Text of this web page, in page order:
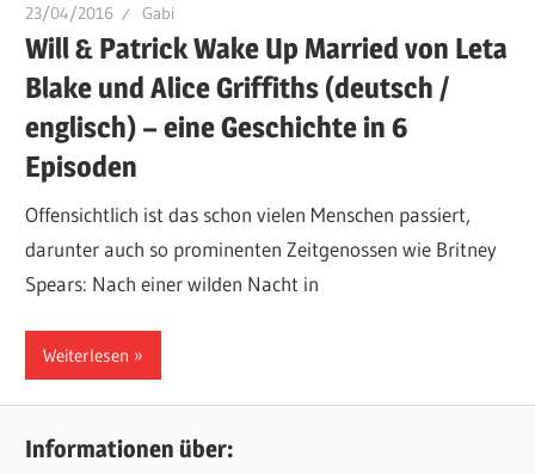
23/04/2016 Gabi
Will & Patrick Wake Up Married von Leta
Blake und Alice Griffiths (deutsch /
englisch) – eine Geschichte in 6
Episoden
Offensichtlich ist das schon vielen Menschen passiert,
darunter auch so prominenten Zeitgenossen wie Britney
Spears: Nach einer wilden Nacht in
Weiterlesen
Informationen über: